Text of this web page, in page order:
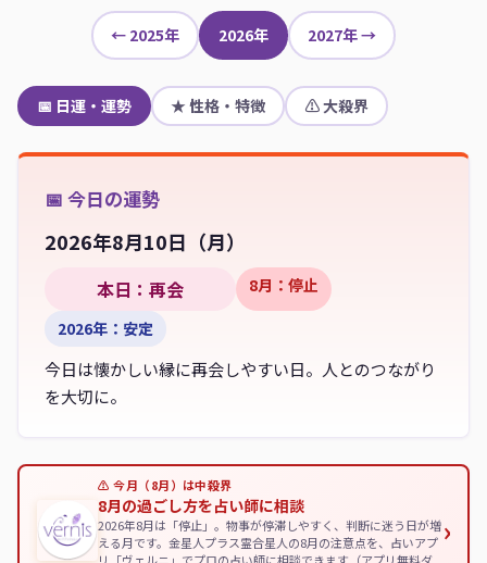
← 2025年 2026年 2027年 →
📅 日運・運勢 ★ 性格・特徴 ⚠ 大殺界
📅 今日の運勢
2026年8月10日（月）
本日：再会
8月：停止
2026年：安定
今日は懐かしい縁に再会しやすい日。人とのつながり
を大切に。
⚠ 今月（8月）は中殺界
8月の過ごし方を占い師に相談
2026年8月は「停止」。物事が停滞しやすく、判断に迷う日が増
える月です。金星人プラス霊合星人の8月の注意点を、占いアプ
リ「ヴェルニ」でプロの占い師に相談できます（アプリ無料ダ
›